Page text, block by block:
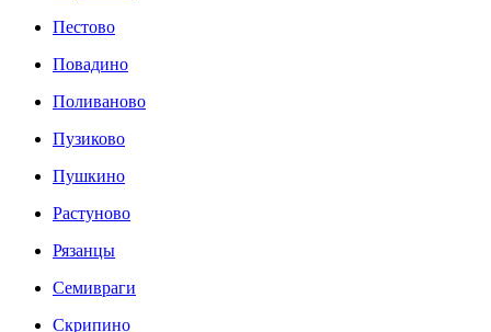
Пестово
Повадино
Поливаново
Пузиково
Пушкино
Растуново
Рязанцы
Семивраги
Скрипино